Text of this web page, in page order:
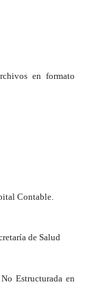
en formato
Contable.
de Salud
Estructurada en